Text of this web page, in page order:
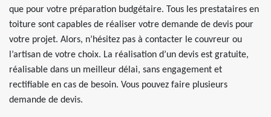
que pour votre préparation budgétaire. Tous les prestataires en
toiture sont capables de réaliser votre demande de devis pour
votre projet. Alors, n’hésitez pas à contacter le couvreur ou
l’artisan de votre choix. La réalisation d’un devis est gratuite,
réalisable dans un meilleur délai, sans engagement et
rectifiable en cas de besoin. Vous pouvez faire plusieurs
demande de devis.